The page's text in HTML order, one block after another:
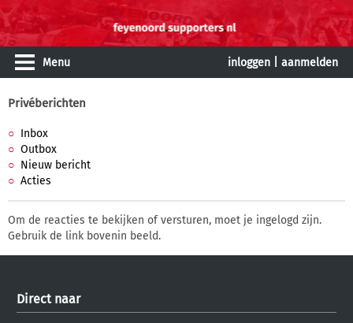
Menu inloggen aanmelden
Privéberichten
Inbox
Outbox
Nieuw bericht
Acties
Om de reacties te bekijken of versturen, moet je ingelogd zijn.
Gebruik de link bovenin beeld.
Direct naar